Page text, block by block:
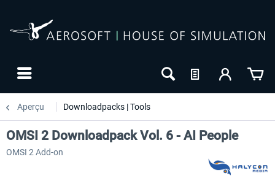
Aperçu Downloadpacks | Tools
OMSI 2 Downloadpack Vol. 6 - AI People
OMSI 2 Add-on